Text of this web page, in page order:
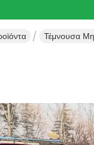
Τέμνουσα